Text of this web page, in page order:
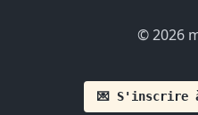
© 2026
💌 S'inscrire